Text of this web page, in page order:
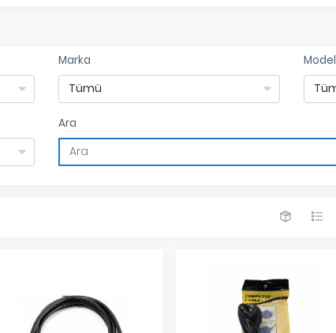
Marka Model
Ara